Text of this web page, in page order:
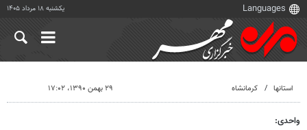
یکشنبه ۱۸ مرداد ۱۴۰۵
استانها کرمانشاه ۲۹ بهمن ۱۳۹۰، ۱۷:۰۲
واحدی: